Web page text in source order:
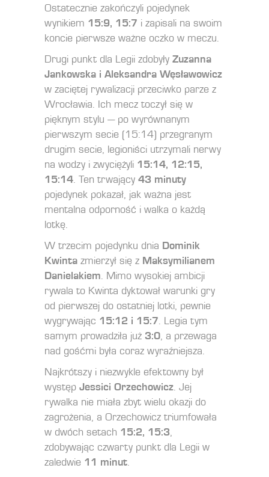
Ostatecznie zakończyli pojedynek
wynikiem 15:9, 15:7 i zapisali na swoim
koncie pierwsze ważne oczko w meczu.
Drugi punkt dla Legii zdobyły Zuzanna
Jankowska i Aleksandra Węsławowicz
w zaciętej rywalizacji przeciwko parze z
Wrocławia. Ich mecz toczył się w
pięknym stylu — po wyrównanym
pierwszym secie (15:14) przegranym
drugim secie, legioniści utrzymali nerwy
na wodzy i zwyciężyli 15:14, 12:15,
15:14. Ten trwający 43 minuty
pojedynek pokazał, jak ważna jest
mentalna odporność i walka o każdą
lotkę.
W trzecim pojedynku dnia Dominik
Kwinta zmierzył się z Maksymilianem
Danielakiem. Mimo wysokiej ambicji
rywala to Kwinta dyktował warunki gry
od pierwszej do ostatniej lotki, pewnie
wygrywając 15:12 i 15:7. Legia tym
samym prowadziła już 3:0, a przewaga
nad gośćmi była coraz wyraźniejsza.
Najkrótszy i niezwykle efektowny był
występ Jessici Orzechowicz. Jej
rywalka nie miała zbyt wielu okazji do
zagrożenia, a Orzechowicz triumfowała
w dwóch setach 15:2, 15:3,
zdobywając czwarty punkt dla Legii w
zaledwie 11 minut.